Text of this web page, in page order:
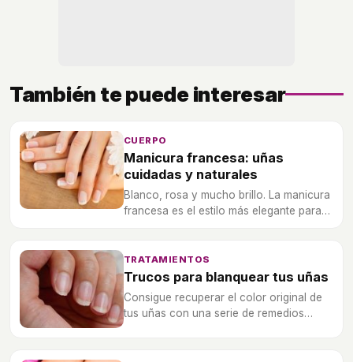
También te puede interesar
CUERPO
Manicura francesa: uñas
cuidadas y naturales
Blanco, rosa y mucho brillo. La manicura
francesa es el estilo más elegante para
TRATAMIENTOS
Trucos para blanquear tus uñas
Consigue recuperar el color original de
tus uñas con una serie de remedios